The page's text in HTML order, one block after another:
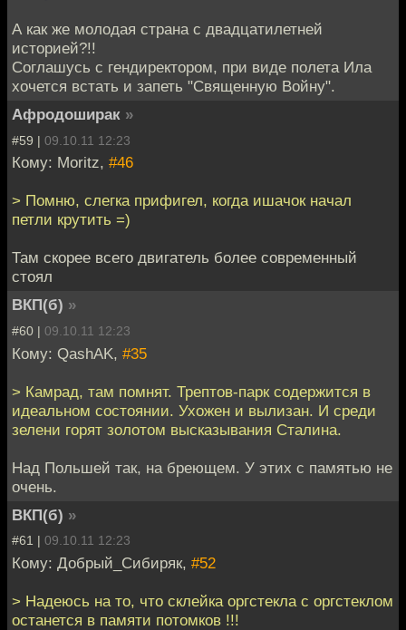
А как же молодая страна с двадцатилетней
историей?!!
Соглашусь с гендиректором, при виде полета Ила
хочется встать и запеть "Священную Войну".
Афродоширак »
#59 | 09.10.11 12:23
Кому: Moritz, #46
> Помню, слегка прифигел, когда ишачок начал
петли крутить =)
Там скорее всего двигатель более современный
стоял
ВКП(б) »
#60 | 09.10.11 12:23
Кому: QashAK, #35
> Камрад, там помнят. Трептов-парк содержится в
идеальном состоянии. Ухожен и вылизан. И среди
зелени горят золотом высказывания Сталина.
Над Польшей так, на бреющем. У этих с памятью не
очень.
ВКП(б) »
#61 | 09.10.11 12:23
Кому: Добрый_Сибиряк, #52
> Надеюсь на то, что склейка оргстекла с оргстеклом
останется в памяти потомков !!!